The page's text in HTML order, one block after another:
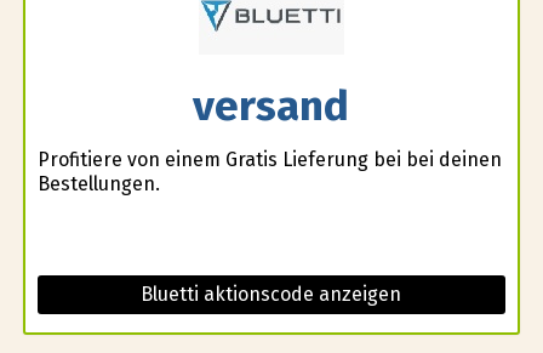
versand
Profitiere von einem Gratis Lieferung bei bei deinen
Bestellungen.
Bluetti aktionscode anzeigen